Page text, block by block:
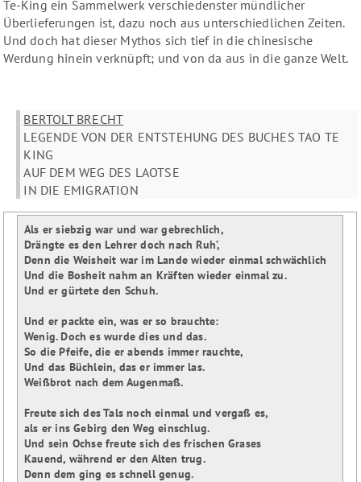
Te-King ein Sammelwerk verschiedenster mündlicher
Überlieferungen ist, dazu noch aus unterschiedlichen Zeiten.
Und doch hat dieser Mythos sich tief in die chinesische
Werdung hinein verknüpft; und von da aus in die ganze Welt.
BERTOLT BRECHT
LEGENDE VON DER ENTSTEHUNG DES BUCHES TAO TE
KING
AUF DEM WEG DES LAOTSE
IN DIE EMIGRATION
Als er siebzig war und war gebrechlich,
Drängte es den Lehrer doch nach Ruh’,
Denn die Weisheit war im Lande wieder einmal schwächlich
Und die Bosheit nahm an Kräften wieder einmal zu.
Und er gürtete den Schuh.
Und er packte ein, was er so brauchte:
Wenig. Doch es wurde dies und das.
So die Pfeife, die er abends immer rauchte,
Und das Büchlein, das er immer las.
Weißbrot nach dem Augenmaß.
Freute sich des Tals noch einmal und vergaß es,
als er ins Gebirg den Weg einschlug.
Und sein Ochse freute sich des frischen Grases
Kauend, während er den Alten trug.
Denn dem ging es schnell genug.